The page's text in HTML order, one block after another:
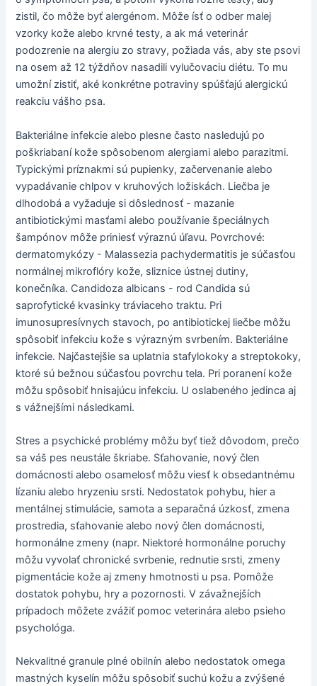
zistil, čo môže byť alergénom. Môže ísť o odber malej
vzorky kože alebo krvné testy, a ak má veterinár
podozrenie na alergiu zo stravy, požiada vás, aby ste psovi
na osem až 12 týždňov nasadili vylučovaciu diétu. To mu
umožní zistiť, aké konkrétne potraviny spúšťajú alergickú
reakciu vášho psa.
Bakteriálne infekcie alebo plesne často nasledujú po
poškriabaní kože spôsobenom alergiami alebo parazitmi.
Typickými príznakmi sú pupienky, začervenanie alebo
vypadávanie chlpov v kruhových ložiskách. Liečba je
dlhodobá a vyžaduje si dôslednosť - mazanie
antibiotickými masťami alebo používanie špeciálnych
šampónov môže priniesť výraznú úľavu. Povrchové:
dermatomykózy - Malassezia pachydermatitis je súčasťou
normálnej mikroflóry kože, sliznice ústnej dutiny,
konečníka. Candidoza albicans - rod Candida sú
saprofytické kvasinky tráviaceho traktu. Pri
imunosupresívnych stavoch, po antibiotickej liečbe môžu
spôsobiť infekciu kože s výrazným svrbením. Bakteriálne
infekcie. Najčastejšie sa uplatnia stafylokoky a streptokoky,
ktoré sú bežnou súčasťou povrchu tela. Pri poranení kože
môžu spôsobiť hnisajúcu infekciu. U oslabeného jedinca aj
s vážnejšími následkami.
Stres a psychické problémy môžu byť tiež dôvodom, prečo
sa váš pes neustále škriabe. Sťahovanie, nový člen
domácnosti alebo osamelosť môžu viesť k obsedantnému
lízaniu alebo hryzeniu srsti. Nedostatok pohybu, hier a
mentálnej stimulácie, samota a separačná úzkosť, zmena
prostredia, sťahovanie alebo nový člen domácnosti,
hormonálne zmeny (napr. Niektoré hormonálne poruchy
môžu vyvolať chronické svrbenie, rednutie srsti, zmeny
pigmentácie kože aj zmeny hmotnosti u psa. Pomôže
dostatok pohybu, hry a pozornosti. V závažnejších
prípadoch môžete zvážiť pomoc veterinára alebo psieho
psychológa.
Nekvalitné granule plné obilnín alebo nedostatok omega
mastných kyselín môžu spôsobiť suchú kožu a zvýšené